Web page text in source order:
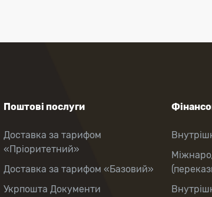
Поштові послуги
Доставка за тарифом
«Пріоритетний»
Доставка за тарифом «Базовий»
Укрпошта Документи